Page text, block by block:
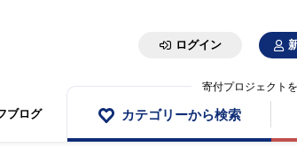
ログイン
ブログ
寄付プロジェクト
カテゴリーから検索